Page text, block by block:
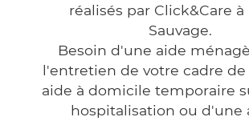
réalisés par Click&Care à
Sauvage.
Besoin d'une aide
l'entretien de votre cadre de
aide à domicile temporaire
hospitalisation ou d'une